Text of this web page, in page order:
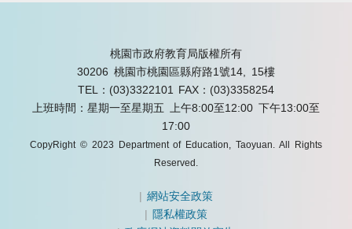
桃園市政府教育局版權所有
30206 桃園市桃園區縣府路1號14, 15樓
TEL：(03)3322101
FAX：(03)3358254
上班時間：星期一至星期五 上午8:00至12:00 下午13:00至
17:00
CopyRight © 2023 Department of Education, Taoyuan. All Rights
Reserved.
|網站安全政策
| 隱私權政策